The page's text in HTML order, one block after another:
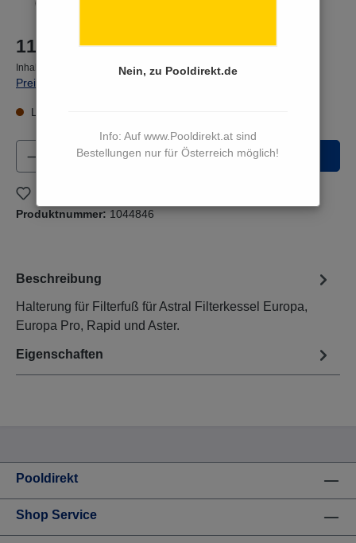
Nein, zu Pooldirekt.de
Info: Auf www.Pooldirekt.at sind
Bestellungen nur für Österreich möglich!
11,50 €*
Inhalt:
Preise inkl. MwSt. zzgl. Versandkosten
Lieferzeit 15 bis 17 Werktage
Produkt Anzahl: Gib den gewünschten
In den Warenkorb
Produktnummer: 1044846
Beschreibung
Halterung für Filterfuß für Astral Filterkessel Europa,
Europa Pro, Rapid und Aster.
Eigenschaften
Pooldirekt
Shop Service